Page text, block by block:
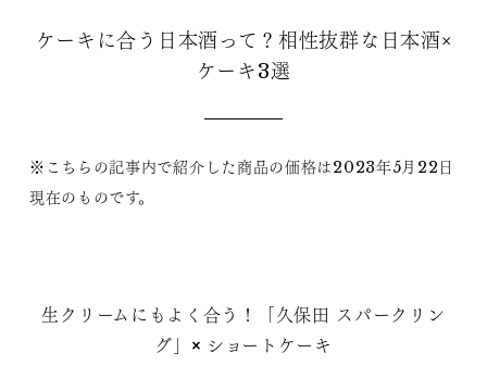
ケーキに合う日本酒って？相性抜群な日本酒×
ケーキ3選
※こちらの記事内で紹介した商品の価格は2023年5月22日
現在のものです。
生クリームにもよく合う！「久保田 スパークリン
グ」× ショートケーキ